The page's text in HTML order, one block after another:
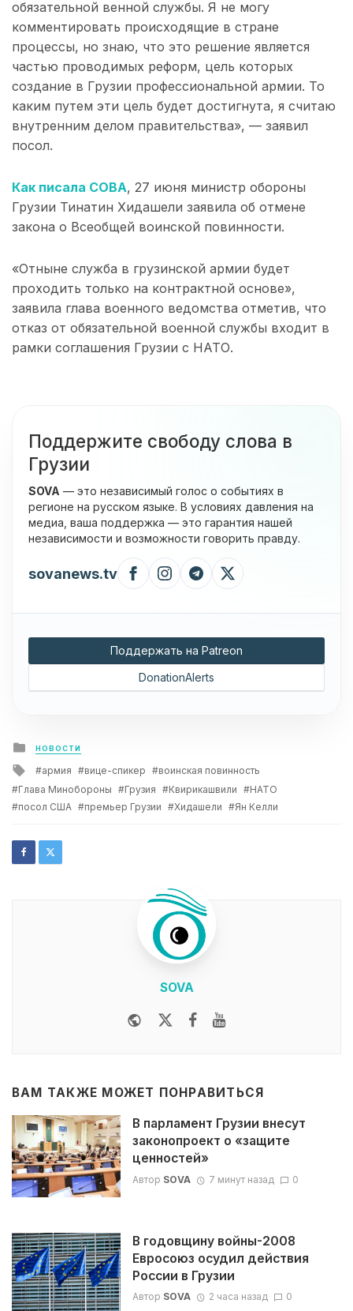
обязательной венной службы. Я не могу
комментировать происходящие в стране
процессы, но знаю, что это решение является
частью проводимых реформ, цель которых
создание в Грузии профессиональной армии. То
каким путем эти цель будет достигнута, я считаю
внутренним делом правительства», — заявил
посол.
Как писала СОВА, 27 июня министр обороны
Грузии Тинатин Хидашели заявила об отмене
закона о Всеобщей воинской повинности.
«Отныне служба в грузинской армии будет
проходить только на контрактной основе»,
заявила глава военного ведомства отметив, что
отказ от обязательной военной службы входит в
рамки соглашения Грузии с НАТО.
Поддержите свободу слова в
Грузии
SOVA — это независимый голос о событиях в
регионе на русском языке. В условиях давления на
медиа, ваша поддержка — это гарантия нашей
независимости и возможности говорить правду.
sovanews.tv
Поддержать на Patreon
DonationAlerts
Posted
in
НОВОСТИ
Tagged
with
армия вице-спикер
воинская повинность
Глава Минобороны
Грузия Квирикашвили
НАТО
посол США
премьер Грузии Хидашели Ян Келли
SOVA
WebsiteTwitterFacebook
ВАМ ТАКЖЕ МОЖЕТ ПОНРАВИТЬСЯ
В парламент Грузии внесут
законопроект о «защите
ценностей»
Автор SOVA 7 минут назад 0
В годовщину войны-2008
Евросоюз осудил действия
России в Грузии
Автор SOVA 2 часа назад 0